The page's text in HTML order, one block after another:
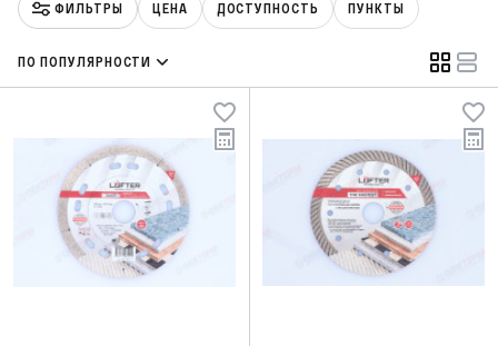
ФИЛЬТРЫ ЦЕНА ДОСТУПНОСТЬ ПУНКТЫ
ПО ПОПУЛЯРНОСТИ